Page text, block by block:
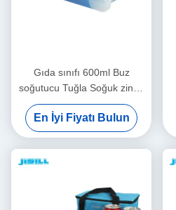
Gıda sınıfı 600ml Buz
soğutucu Tuğla Soğuk zincir
taşımacılığı için soğutmaz
Dondurulmuş gıdalar için
En İyi Fiyatı Bulun